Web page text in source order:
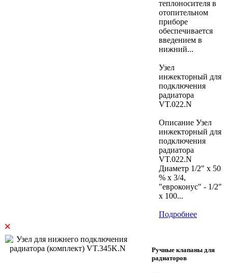
теплоносителя в
отопительном
приборе
обеспечивается
введением в
нижний...
Узел
инжекторный для
подключения
радиатора
VT.022.N
Описание Узел
инжекторный для
подключения
радиатора
VT.022.N
Диаметр 1/2" х 50
% х 3/4,
"евроконус" - 1/2"
х 100...
Подробнее
×
Ручные клапаны для
радиаторов